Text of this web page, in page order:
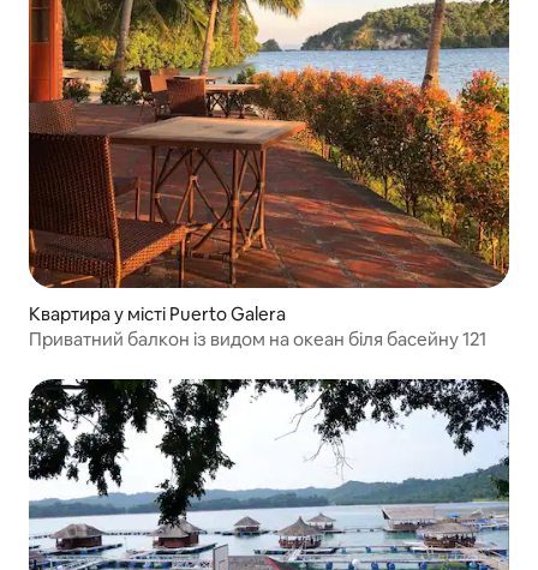
Квартира у місті Puerto Galera
Приватний балкон із видом на океан біля басейну 121